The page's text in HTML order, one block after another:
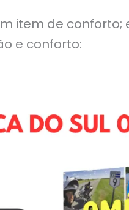
item de
e conforto: